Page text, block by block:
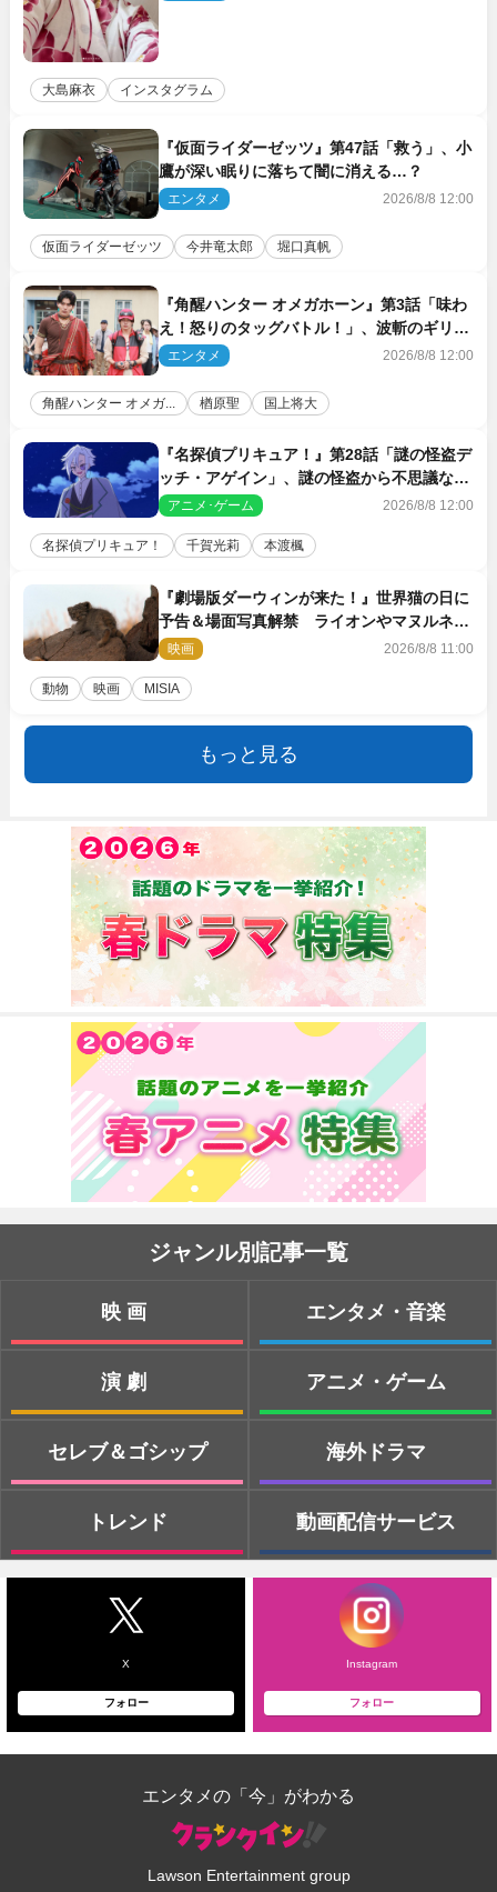
大島麻衣 インスタグラム
『仮面ライダーゼッツ』第47話「救う」、小
鷹が深い眠りに落ちて闇に消える…？
エンタメ 2026/8/8 12:00
仮面ライダーゼッツ 今井竜太郎 堀口真帆
『角醒ハンター オメガホーン』第3話「味わ
え！怒りのタッグバトル！」、波斬のギリコ
がハンターバトルを挑んできた！
エンタメ 2026/8/8 12:00
角醒ハンター オメガ... 楢原聖 国上将大
『名探偵プリキュア！』第28話「謎の怪盗デ
ッチ・アゲイン」、謎の怪盗から不思議な予
告状が届く
アニメ･ゲーム 2026/8/8 12:00
名探偵プリキュア！ 千賀光莉 本渡楓
『劇場版ダーウィンが来た！』世界猫の日に
予告＆場面写真解禁 ライオンやマヌルネコ
の赤ちゃんが大集合
映画 2026/8/8 11:00
動物 映画 MISIA
もっと見る
ジャンル別記事一覧
映画
演劇
セレブ＆ゴシップ
トレンド
エンタメ・音楽
アニメ・ゲーム
海外ドラマ
動画配信サービス
X
フォロー
Instagram
フォロー
エンタメの「今」がわかる
Lawson Entertainment group